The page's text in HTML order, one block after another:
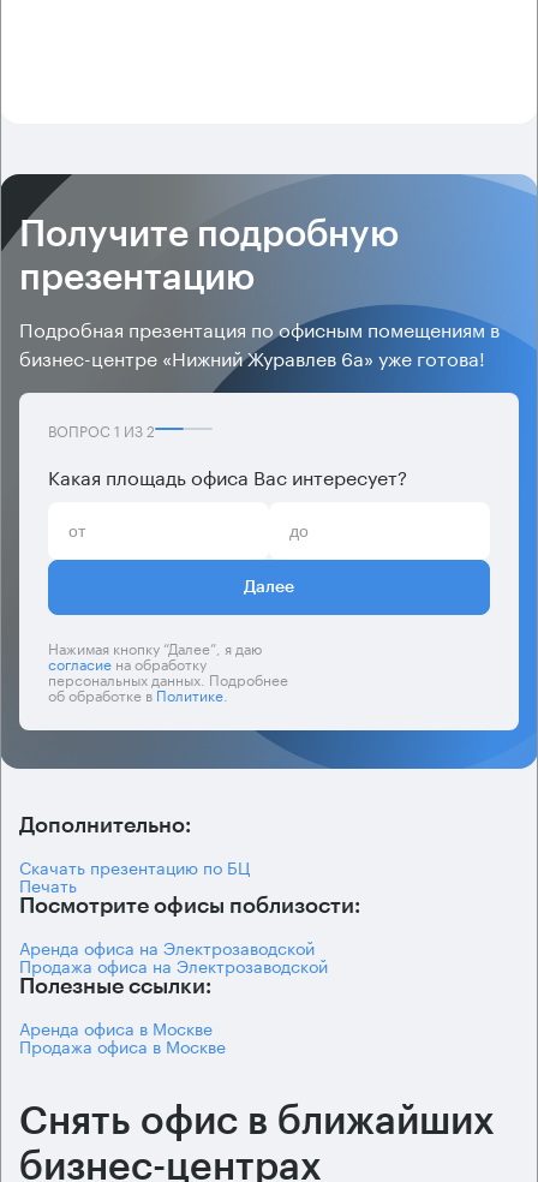
Получите подробную
презентацию
Подробная презентация по офисным помещениям в
бизнес-центре «Нижний Журавлев 6а» уже готова!
ВОПРОС 1 ИЗ2
Какая площадь офиса Вас интересует?
Далее
Нажимая кнопку “Далее”, я даю
согласиена обработку
персональных данных. Подробнее
об обработке вПолитике.
Дополнительно:
Скачать презентацию по БЦ
Печать
Посмотрите офисы поблизости:
Аренда офиса на Электрозаводской
Продажа офиса на Электрозаводской
Полезные ссылки:
Аренда офиса в Москве
Продажа офиса в Москве
Снять офис в ближайших
бизнес-центрах